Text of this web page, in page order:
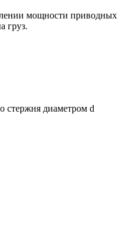
мощности приводных
груз.
стержня диаметром d